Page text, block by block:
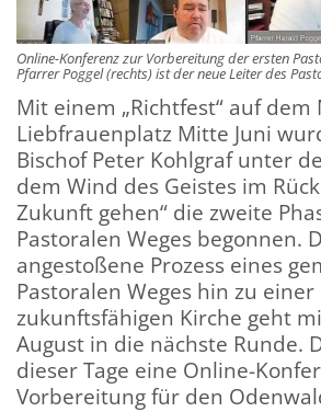
Online-Konferenz zur Vorbereitung der ersten
Pfarrer Poggel (rechts) ist der neue Leiter des
Mit einem „Richtfest“ auf dem
Liebfrauenplatz Mitte Juni
Bischof Peter Kohlgraf unter
dem Wind des Geistes im
Zukunft gehen“ die zweite
Pastoralen Weges begonnen.
angestoßene Prozess eines
Pastoralen Weges hin zu einer
zukunftsfähigen Kirche geht
August in die nächste Runde.
dieser Tage eine Online-
Vorbereitung für den